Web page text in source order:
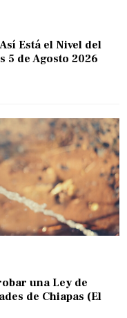
Está el Nivel del
5 de Agosto 2026
una Ley de
de Chiapas (El